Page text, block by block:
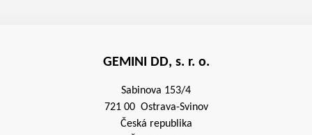
GEMINI DD, s. r. o.
Sabinova 153/4
721 00 Ostrava-Svinov
Česká republika